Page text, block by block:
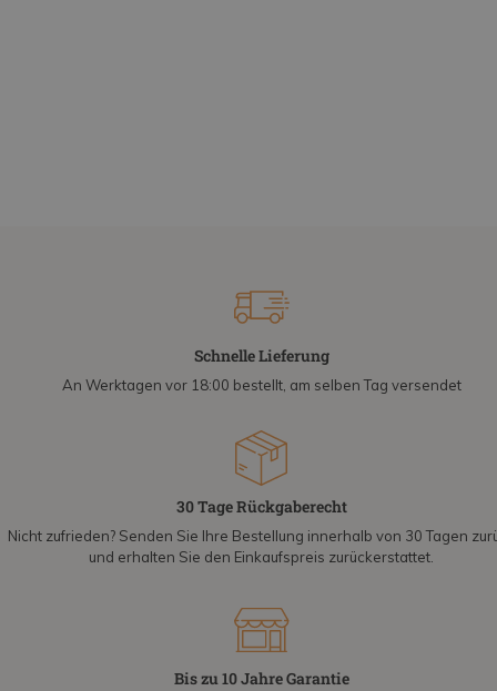
Schnelle Lieferung
An Werktagen vor 18:00 bestellt, am selben Tag versendet
30 Tage Rückgaberecht
Nicht zufrieden? Senden Sie Ihre Bestellung innerhalb von 30 Tagen
und erhalten Sie den Einkaufspreis zurückerstattet.
Bis zu 10 Jahre Garantie